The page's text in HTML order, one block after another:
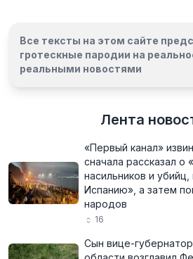
Все тексты на этом сайте
гротескные пародии на
реальными новостями
Лента
«Первый канал»
сначала рассказал о
насильников и
Испанию», а затем
народов
16
Сын вице-